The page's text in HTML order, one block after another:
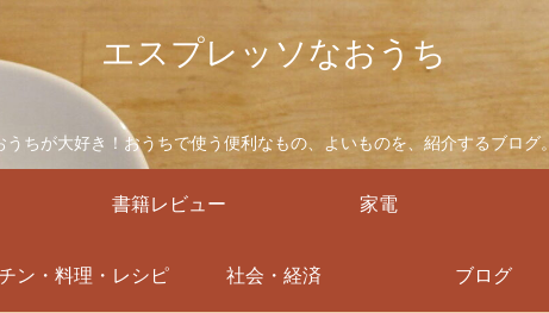
エスプレッソなおうち
うちが大好き！おうちで使う便利なもの、よいものを、紹介するブログ。
書籍レビュー 家電
ン・料理・レシピ 社会・経済 ブログ